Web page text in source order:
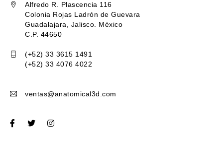
Alfredo R. Plascencia 116
Colonia Rojas Ladrón de Guevara
Guadalajara, Jalisco. México
C.P. 44650
(+52) 33 3615 1491
(+52) 33 4076 4022
ventas@anatomical3d.com